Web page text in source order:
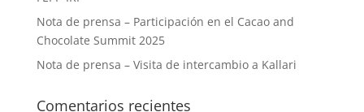
Nota de prensa – Participación en el Cacao and
Chocolate Summit 2025
Nota de prensa – Visita de intercambio a Kallari
Comentarios recientes